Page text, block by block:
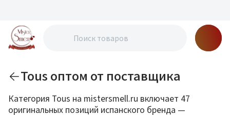
Tous оптом от поставщика
Категория Tous на mistersmell.ru включает 47
оригинальных позиций испанского бренда —